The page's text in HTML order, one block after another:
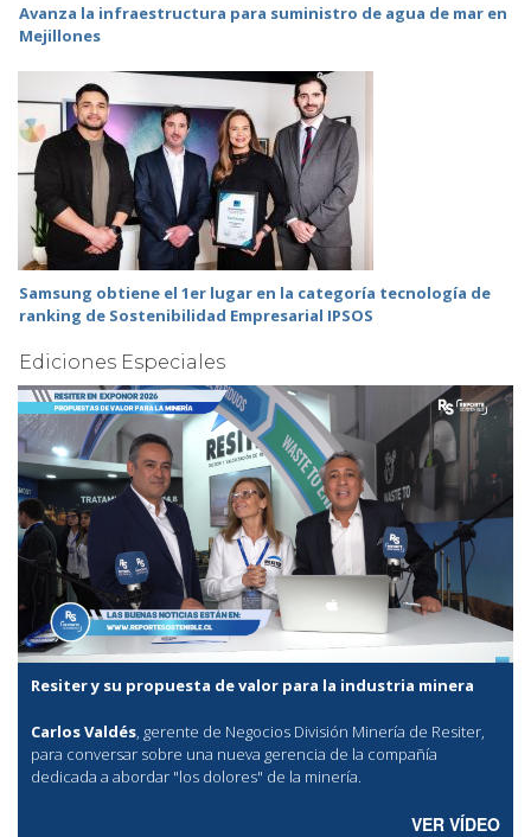
Avanza la infraestructura para suministro de agua de mar en
Mejillones
Samsung obtiene el 1er lugar en la categoría tecnología de
ranking de Sostenibilidad Empresarial IPSOS
Ediciones Especiales
Resiter y su propuesta de valor para la industria minera
Carlos Valdés, gerente de Negocios División Minería de Resiter,
para conversar sobre una nueva gerencia de la compañía
dedicada a abordar "los dolores" de la minería.
VER VÍDEO